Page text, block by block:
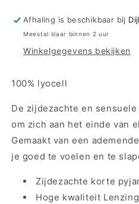
bandjes
-
Sensuality
X
bandjes
Sensuality
Afhaling is beschikbaar bij
Meestal klaar binnen 2 uur
Winkelgegevens bekijken
100% lyocell
De zijdezachte en
om zich aan het einde van
Gemaakt van een
je goed te voelen en te
Zijdezachte korte
Hoge kwaliteit